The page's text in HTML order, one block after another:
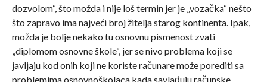
dozvolom“, što možda i nije loš termin jer je „vozačka“ nešto
što zapravo ima najveći broj žitelja starog kontinenta. Ipak,
možda je bolje nekako tu osnovnu pismenost zvati
„diplomom osnovne škole“, jer se nivo problema koji se
javljaju kod onih koji ne koriste računare može porediti sa
problemima osnovnoškolaca kada savlađuju računske